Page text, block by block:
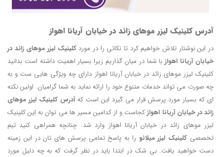
آدرس کلینیک لیزر موهای زائد در خیابان آریانا اهواز
در این نوشتار تلاش خواهیم کرد تا نکاتی را در موردکلینیک لیزر موهای زائد در
خیابان آریانا اهوازبا شما در میان گذاریم زیرا بسیار اهمیت داشته است بدانید
کلینیک لیزر موهای زائد در خیابان آریانا اهواز دارای چه ویژگی هایی ست و به
چه صورت می تواند خدمات متنوع خود را ارائه نماید به شما گرامیان. اولین نکته
ای که بسیار مورد پرسش قرار می گیرد این است کهآدرس کلینیک لیزر موهای
زائد در خیابان آریانا اهوازکجاست و از کدامین مسیر ها می توان به این کلینیک
لیزر موهای زائد در خیابان آریانا اهواز وارد شد. چنانچه همراهی کنید تیم
تخصصی کلینیک لیزر میلانو را به پاسخ تمامی پرسش های تان در این زمینه
دست خواهید یافت. بی شک در ابتدا باید در نظر گرفت که به چه دلیل مورد